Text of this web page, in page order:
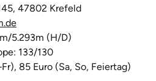
47802 Krefeld
5.293m (H/D)
133/130
85 Euro (Sa, So, Feiertag)